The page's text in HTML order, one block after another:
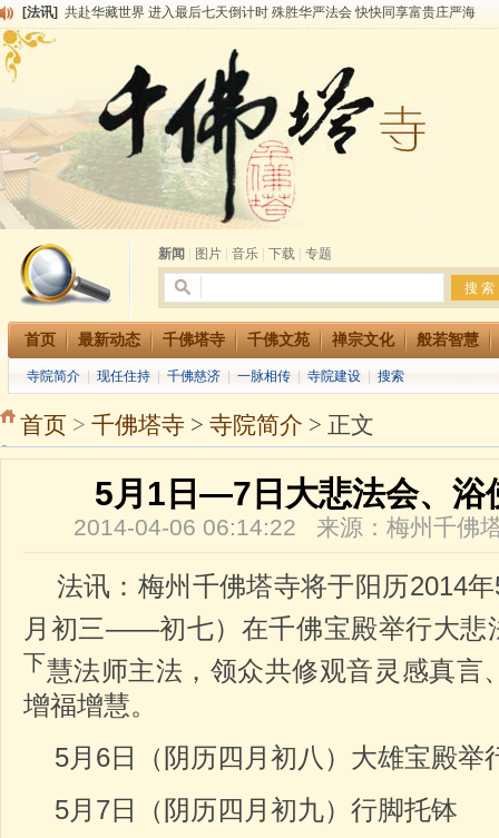
[法讯] 共赴华藏世界 进入最后七天倒计时 殊胜华严法会 快快同享富贵庄严海
[法讯]
清明节祭祖报恩地藏法会
本寺方丈上明下慧尼和尚开讲《六祖坛经》
[法讯]
2015-3-26师父于法堂对大众的开示
[法讯] 广东千佛塔寺云门佛学院女众部 2016年招生简章
[法讯]
恭请海涛法师莅临千佛塔寺弘法
[法讯]
2014年七月大法会 祈福息灾地藏七 冥阳两利普渡群蒙盂兰盆
[法讯]
千佛塔寺云门佛学院女众部2014年招生简章
[法讯] 千佛塔寺兴建佛学院综合大楼缘起
新闻
图片 音乐 下载 专题
首页 最新动态 千佛塔寺 千佛文苑 禅宗文化 般若智慧
寺院简介 现任住持 千佛慈济 一脉相传 寺院建设 搜索
首页 > 千佛塔寺 > 寺院简介 > 正文
5月1日—7日大悲法会、浴
2014-04-06 06:14:22 来源：梅州千佛
法讯：梅州千佛塔寺将于阳历2014
月初三——初七）在千佛宝殿举行大悲
下慧法师主法，领众共修观音灵感真言
增福增慧。
5月6日（阴历四月初八）大雄宝殿举
5月7日（阴历四月初九）行脚托钵